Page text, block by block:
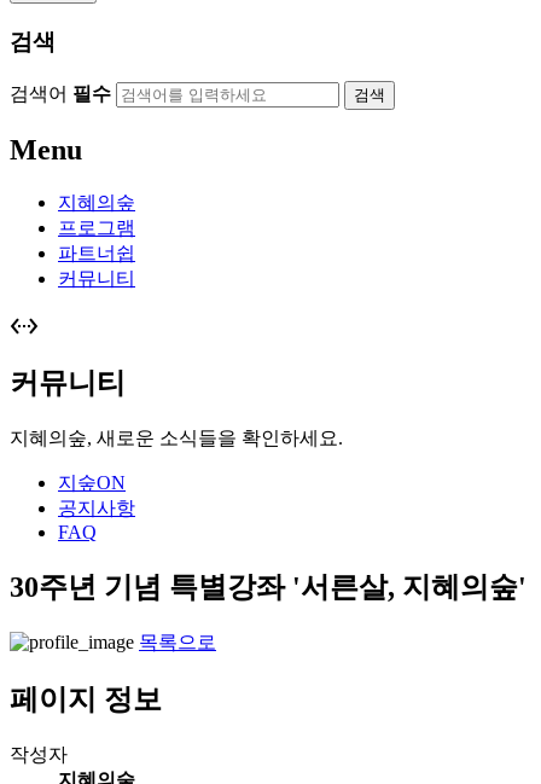
검색
검색어 필수 검색
Menu
지혜의숲
프로그램
파트너쉽
커뮤니티
settings_ethernet
커뮤니티
지혜의숲, 새로운 소식들을 확인하세요.
지숲ON
공지사항
FAQ
30주년 기념 특별강좌 '서른살, 지혜의숲'
목록으로
페이지 정보
작성자
지혜의숲